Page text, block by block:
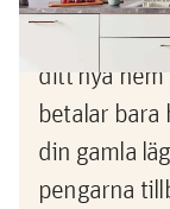
Nu vågar
ditt nya
betalar bara
din gamla
pengarna